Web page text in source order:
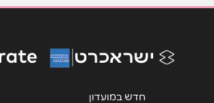
חדש במועדון